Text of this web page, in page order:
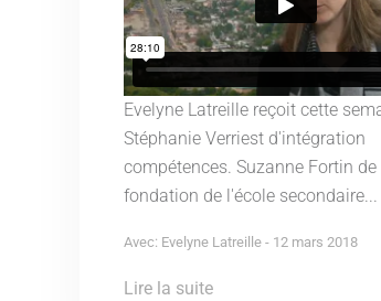
Evelyne Latreille reçoit cette
Stéphanie Verriest d'intégration
compétences. Suzanne Fortin de
fondation de l'école secondaire...
Avec: Evelyne Latreille - 12 mars 2018
Lire la suite